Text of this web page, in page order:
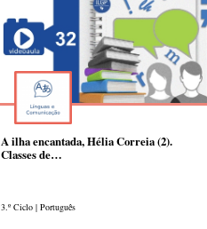
A ilha encantada, Hélia Correia (2).
Classes de…
3.º Ciclo | Português